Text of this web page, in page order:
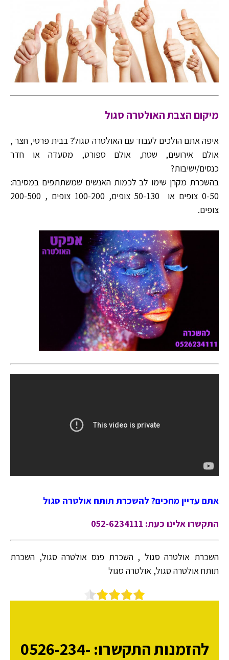
מיקום הצבת האולטרה סגול
איפה אתם הולכים לעבוד עם האולטרה סגול? בבית פרטי, חצר ,
אולם אירועים, שטח, אולם ספורט, מסעדה או חדר
כנסים/ישיבות?
בהשכרת מקרן שימו לב לכמות האנשים שמשתתפים במסיבה:
0-50 צופים או 50-130 צופים, 100-200 צופים , 200-500
צופים.
אתם עדיין מחכים? להשכרת תותח אולטרה סגול
התקשרו אלינו כעת: 052-6234111
השכרת אולטרה סגול , השכרת פנס אולטרה סגול, השכרת
תותח אולטרה סגול, אולטרה סגול
להזמנות התקשרו: 0526-234-